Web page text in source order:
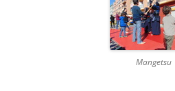
Mangetsu